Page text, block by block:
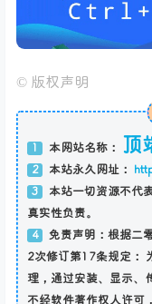
© 版权声明
1 本网站名称： 顶
2 本站永久网址：
3
本站一切资源不代
真实性负责。
4
免责声明：根据二
2次修订第17条规定：
理，通过安装、显示、
不经软件著作权人许可